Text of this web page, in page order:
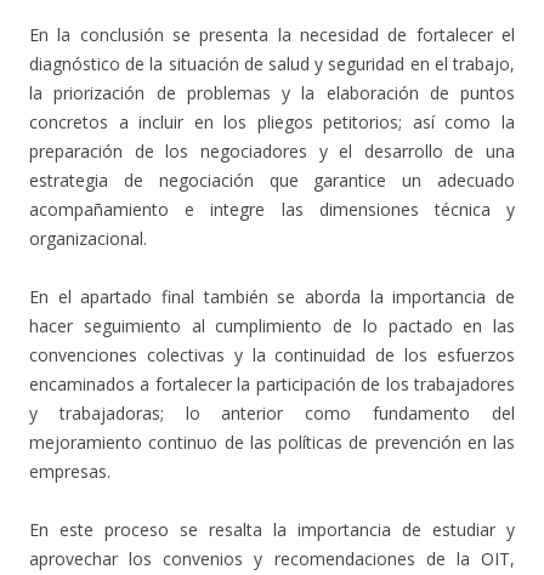
En la conclusión se presenta la necesidad de fortalecer el
diagnóstico de la situación de salud y seguridad en el trabajo,
la priorización de problemas y la elaboración de puntos
concretos a incluir en los pliegos petitorios; así como la
preparación de los negociadores y el desarrollo de una
estrategia de negociación que garantice un adecuado
acompañamiento e integre las dimensiones técnica y
organizacional.
En el apartado final también se aborda la importancia de
hacer seguimiento al cumplimiento de lo pactado en las
convenciones colectivas y la continuidad de los esfuerzos
encaminados a fortalecer la participación de los trabajadores
y trabajadoras; lo anterior como fundamento del
mejoramiento continuo de las políticas de prevención en las
empresas.
En este proceso se resalta la importancia de estudiar y
aprovechar los convenios y recomendaciones de la OIT,